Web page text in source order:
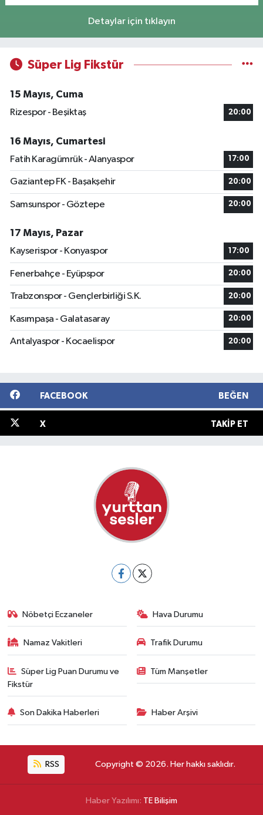
Detaylar için tıklayın
Süper Lig Fikstür
15 Mayıs, Cuma
Rizespor - Beşiktaş
20:00
16 Mayıs, Cumartesi
Fatih Karagümrük - Alanyaspor
17:00
Gaziantep FK - Başakşehir 20:00
Samsunspor - Göztepe 20:00
17 Mayıs, Pazar
Kayserispor - Konyaspor
17:00
Fenerbahçe - Eyüpspor 20:00
Trabzonspor - Gençlerbirliği S.K. 20:00
Kasımpaşa - Galatasaray 20:00
Antalyaspor - Kocaelispor 20:00
FACEBOOK BEĞEN
X TAKIP ET
Nöbetçi Eczaneler Hava Durumu
Namaz Vakitleri Trafik Durumu
Süper Lig Puan Durumu ve
Fikstür
Tüm Manşetler
Son Dakika Haberleri Haber Arşivi
RSS Copyright © 2026. Her hakkı saklıdır.
Haber Yazılımı: TE Bilişim